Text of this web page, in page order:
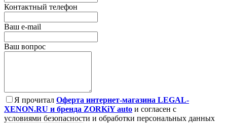
Контактный телефон
Ваш e-mail
Ваш вопрос
Я прочитал Оферта интернет-магазина LEGAL-
XENON.RU и бренда ZORKiY auto и согласен с
условиями безопасности и обработки персональных данных